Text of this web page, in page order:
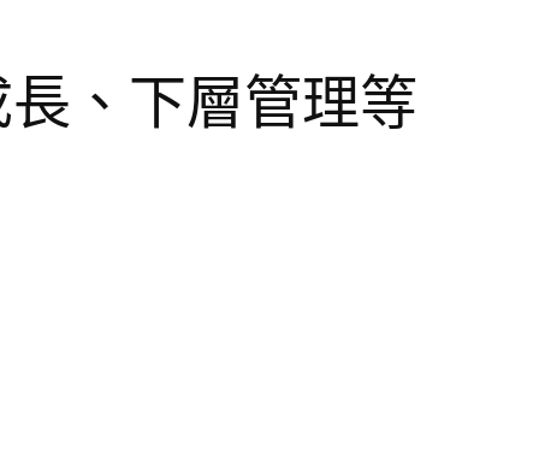
、下層管理等